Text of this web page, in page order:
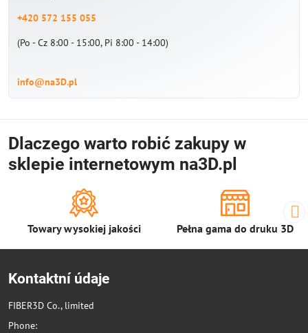
+420 572 155 055
(Po - Cz 8:00 - 15:00, Pi 8:00 - 14:00)
info@na3D.pl
Dlaczego warto robić zakupy w
sklepie internetowym na3D.pl
Towary wysokiej jakości Pełna gama do druku 3D
Kontaktní údaje
FIBER3D Co., limited
Phone: